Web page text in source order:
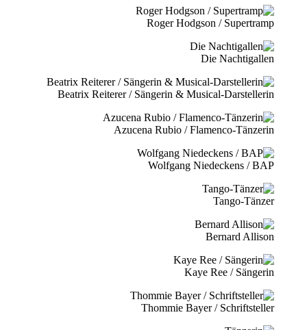
Roger Hodgson / Supertramp
Die Nachtigallen
Beatrix Reiterer / Sängerin & Musical-Darstellerin
Azucena Rubio / Flamenco-Tänzerin
Wolfgang Niedeckens / BAP
Tango-Tänzer
Bernard Allison
Kaye Ree / Sängerin
Thommie Bayer / Schriftsteller